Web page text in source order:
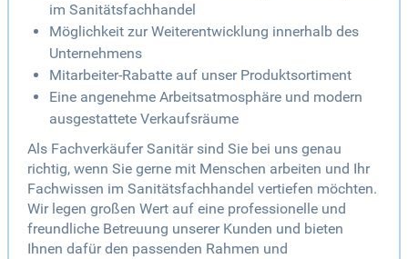
im Sanitätsfachhandel
Möglichkeit zur Weiterentwicklung innerhalb des
Unternehmens
Mitarbeiter-Rabatte auf unser Produktsortiment
Eine angenehme Arbeitsatmosphäre und modern
ausgestattete Verkaufsräume
Als Fachverkäufer Sanitär sind Sie bei uns genau
richtig, wenn Sie gerne mit Menschen arbeiten und Ihr
Fachwissen im Sanitätsfachhandel vertiefen möchten.
Wir legen großen Wert auf eine professionelle und
freundliche Betreuung unserer Kunden und bieten
Ihnen dafür den passenden Rahmen und